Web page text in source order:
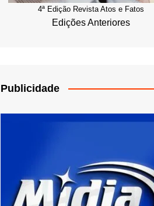
4ª Edição Revista Atos e Fatos
Edições Anteriores
Publicidade